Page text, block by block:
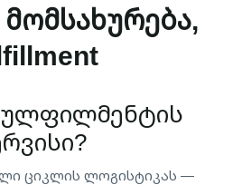
ციკლის ლოგისტიკას —